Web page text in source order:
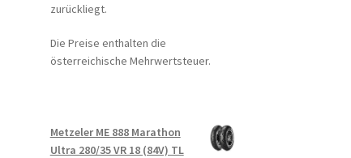
zurückliegt.
Die Preise enthalten die
österreichische Mehrwertsteuer.
Metzeler ME 888 Marathon
Ultra 280/35 VR 18 (84V) TL